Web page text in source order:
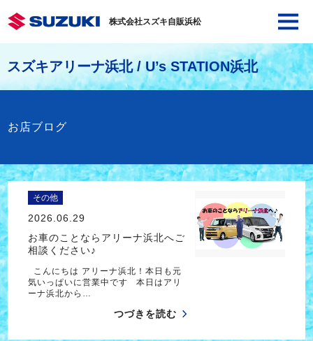
株式会社スズキ自販浜松
スズキアリーナ浜北 / U’s STATION浜北
お店ブログ
その他
2026.06.29
お車のことならアリーナ浜北へご
相談ください♪
こんにちは アリーナ浜北！本日も元
気いっぱいに営業中です 本日はアリ
ーナ浜北から…
つづきを読む